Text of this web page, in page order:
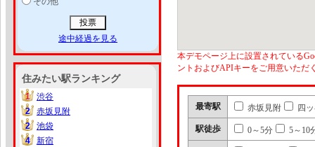
途中経過を見る
住みたい駅ランキング
1
1
渋谷
2
2
赤坂見附
2
2
池袋
4
4
新宿
本デモページ上に設置されている
ントおよびAPIキーをご用意いただ
最寄駅 赤坂見附 四
駅徒歩 0～5分 5～10